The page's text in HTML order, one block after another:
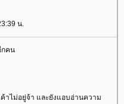
น.
กคน
ไม่อยู่จ้า และยังแอบอ่านความ